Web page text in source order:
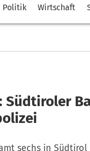
Politik Wirtschaft
Südtiroler
sechs in